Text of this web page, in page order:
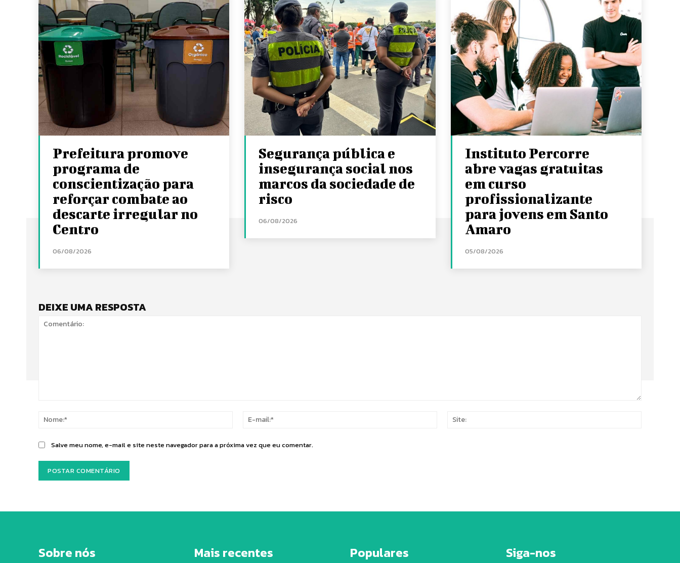
Prefeitura promove
programa de
conscientização para
reforçar combate ao
descarte irregular no
Centro
06/08/2026
Segurança pública e
insegurança social nos
marcos da sociedade de
risco
06/08/2026
Instituto Percorre
abre vagas gratuitas
em curso
profissionalizante
para jovens em Santo
Amaro
05/08/2026
DEIXE UMA RESPOSTA
Nome:*
Salve meu nome, e-mail e site neste navegador para a próxima vez que eu comentar.
Sobre nós Mais recentes Populares Siga-nos